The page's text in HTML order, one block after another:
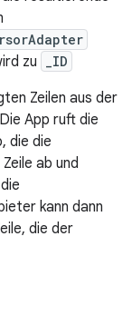
zu _ID
Zeilen aus der
App ruft die
die die
ab und
kann dann
die der